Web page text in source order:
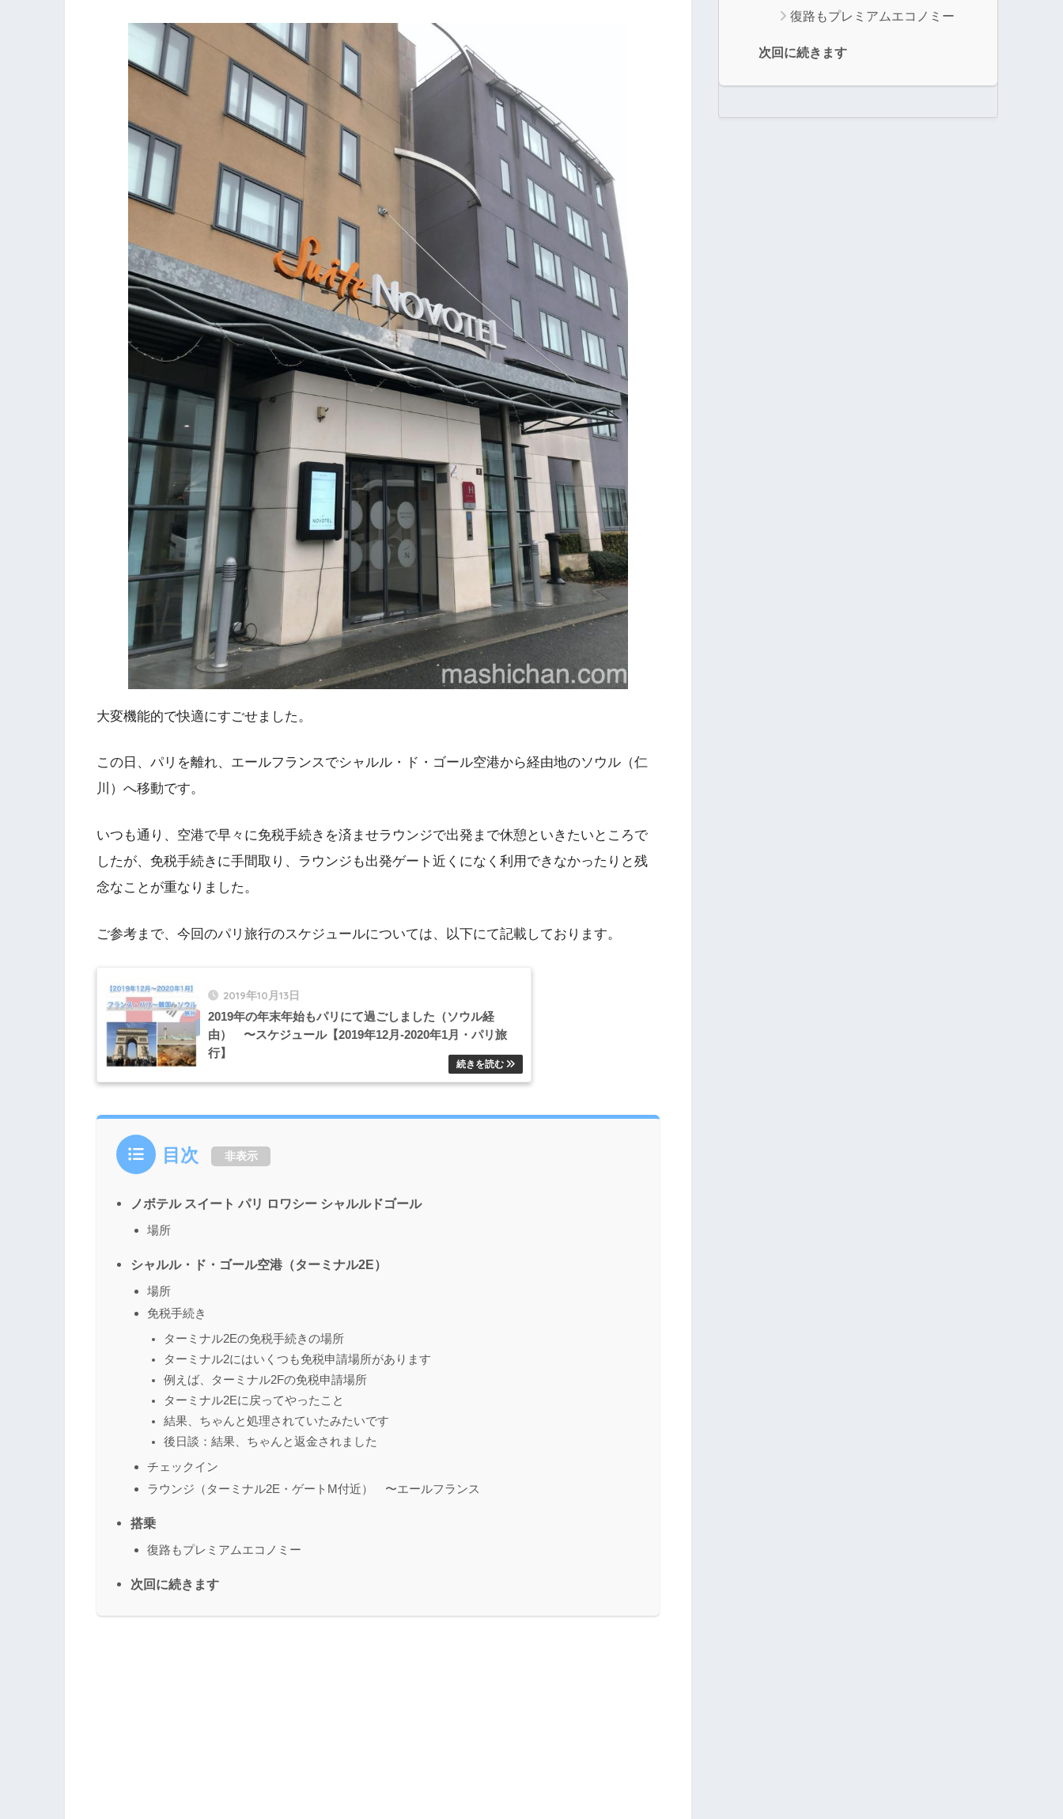
大変機能的で快適にすごせました。
この日、パリを離れ、エールフランスでシャルル・ド・ゴール空港から経由地のソウル（仁
川）へ移動です。
いつも通り、空港で早々に免税手続きを済ませラウンジで出発まで休憩といきたいところで
したが、免税手続きに手間取り、ラウンジも出発ゲート近くになく利用できなかったりと残
念なことが重なりました。
ご参考まで、今回のパリ旅行のスケジュールについては、以下にて記載しております。
2019年10月13日
2019年の年末年始もパリにて過ごしました（ソウル経
由） 〜スケジュール【2019年12月-2020年1月・パリ旅
行】
目次 非表示
ノボテル スイート パリ ロワシー シャルルドゴール
場所
シャルル・ド・ゴール空港（ターミナル2E）
場所
免税手続き
ターミナル2Eの免税手続きの場所
ターミナル2にはいくつも免税申請場所があります
例えば、ターミナル2Fの免税申請場所
ターミナル2Eに戻ってやったこと
結果、ちゃんと処理されていたみたいです
後日談：結果、ちゃんと返金されました
チェックイン
ラウンジ（ターミナル2E・ゲートM付近） 〜エールフランス
搭乗
復路もプレミアムエコノミー
次回に続きます
復路もプレミアムエコノミー
次回に続きます